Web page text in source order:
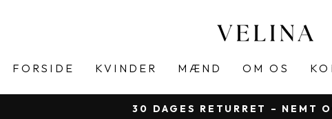
FORSIDE KVINDER MÆND OM OS
30 DAGES RETURRET – NEMT